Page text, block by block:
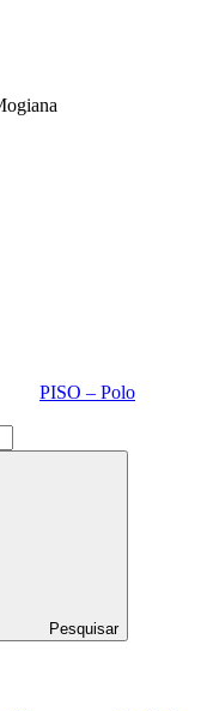
PISO – Polo
Pesquisar